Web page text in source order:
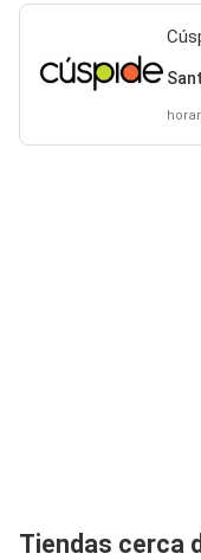
Tiendas cerca